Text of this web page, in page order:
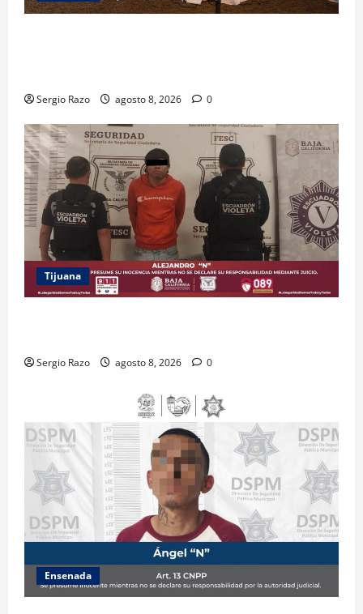
Sergio Razo agosto 8, 2026 0
Tijuana
Sergio Razo agosto 8, 2026 0
Ensenada